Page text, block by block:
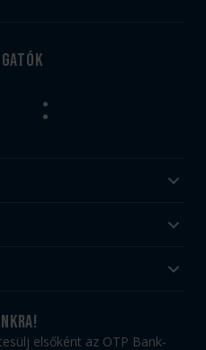
elsőként az OTP Bank-